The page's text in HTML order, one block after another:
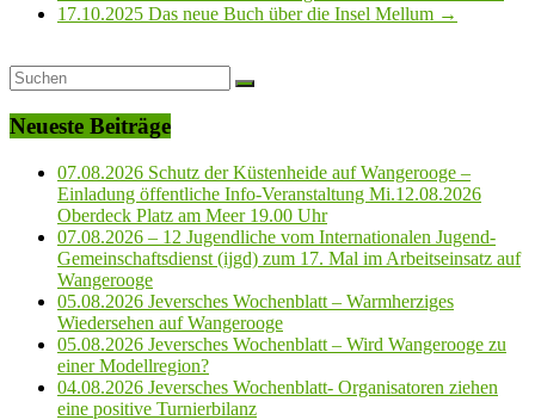
17.10.2025 Das neue Buch über die Insel Mellum →
Neueste Beiträge
07.08.2026 Schutz der Küstenheide auf Wangerooge –
Einladung öffentliche Info-Veranstaltung Mi.12.08.2026
Oberdeck Platz am Meer 19.00 Uhr
07.08.2026 – 12 Jugendliche vom Internationalen Jugend-
Gemeinschaftsdienst (ijgd) zum 17. Mal im Arbeitseinsatz auf
Wangerooge
05.08.2026 Jeversches Wochenblatt – Warmherziges
Wiedersehen auf Wangerooge
05.08.2026 Jeversches Wochenblatt – Wird Wangerooge zu
einer Modellregion?
04.08.2026 Jeversches Wochenblatt- Organisatoren ziehen
eine positive Turnierbilanz